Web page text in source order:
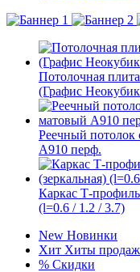
Потолочная
(Графис
Реечный потолок
A910 перф.
Каркас Т-
(l=0.6 / 1.2 / 3.7)
New Новинки
Хит Хиты продаж
% Скидки